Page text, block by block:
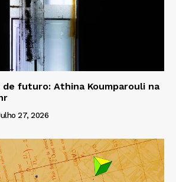
de futuro: Athina Koumparouli na
27, 2026